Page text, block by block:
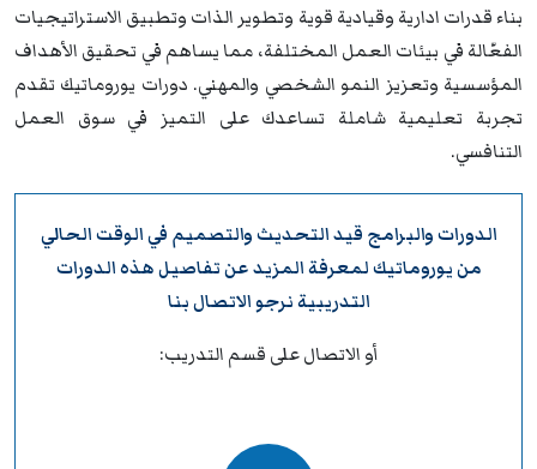
بناء قدرات ادارية وقيادية قوية وتطوير الذات وتطبيق الاستراتيجيات
الفعّالة في بيئات العمل المختلفة، مما يساهم في تحقيق الأهداف
المؤسسية وتعزيز النمو الشخصي والمهني. دورات يوروماتيك تقدم
تجربة تعليمية شاملة تساعدك على التميز في سوق العمل
التنافسي.
الدورات والبرامج قيد التحديث والتصميم في الوقت الحالي
منيوروماتيكلمعرفة المزيد عن تفاصيل هذه الدورات
التدريبية نرجوالاتصال بنا
أو الاتصال على قسم التدريب: